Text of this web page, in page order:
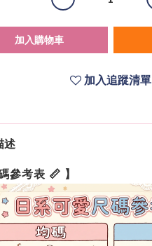
加入購物車
加入追蹤清單
述
參考表 📏 】